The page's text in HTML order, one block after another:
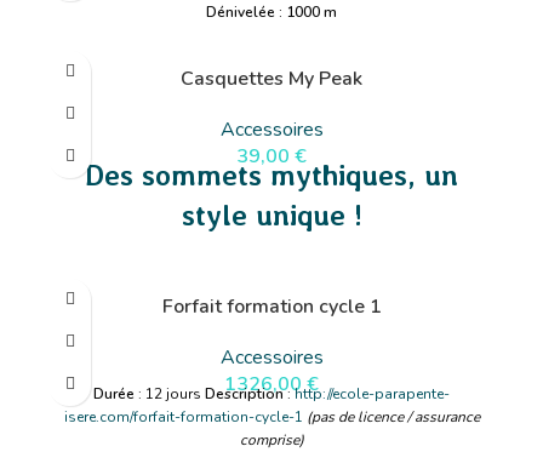
Dénivelée : 1000 m
Casquettes My Peak
Accessoires
39,00 €
Des sommets mythiques, un
style unique !
Forfait formation cycle 1
Accessoires
1326,00€
Durée : 12 jours Description:http://ecole-parapente-
isere.com/forfait-formation-cycle-1 (pas de licence / assurance
comprise)